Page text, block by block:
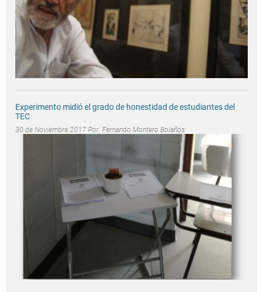
Experimento midió el grado de honestidad de estudiantes del
TEC
30 de Noviembre 2017 Por: Fernando Montero Bolaños